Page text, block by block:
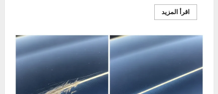
ركوب السيارة مع الأطفال تجربة يومية للكثير من العائلات،
سواء في طريقهم إلى المدرسة، أو أثناء السفر...
اقرأ المزيداقرأ
المزيد
عن
نصائح
في
السيارة